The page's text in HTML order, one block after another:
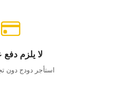
لا يلزم
استأجر دودج دون